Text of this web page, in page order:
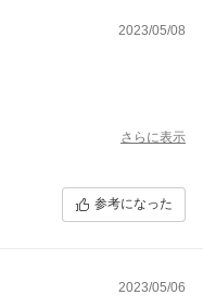
2023/05/08
さらに表示
参考になった
2023/05/06